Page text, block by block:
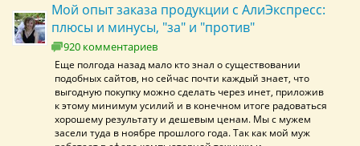
Мой опыт заказа продукции с АлиЭкспресс:
плюсы и минусы, "за" и "против"
920 комментариев
Еще полгода назад мало кто знал о существовании
подобных сайтов, но сейчас почти каждый знает, что
выгодную покупку можно сделать через инет, приложив
к этому минимум усилий и в конечном итоге радоваться
хорошему результату и дешевым ценам. Мы с мужем
засели туда в ноябре прошлого года. Так как мой муж